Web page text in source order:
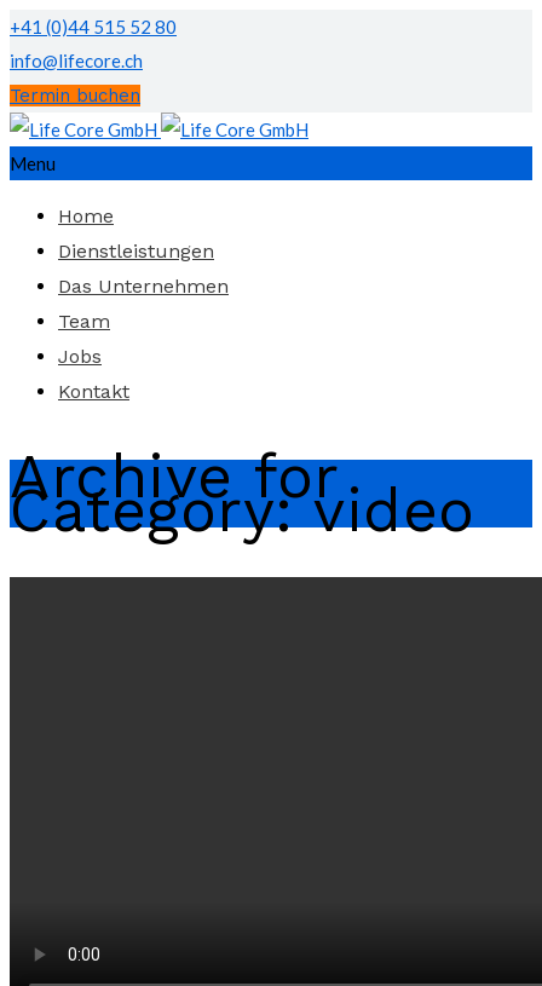
+41 (0)44 515 52 80
info@lifecore.ch
Termin buchen
Menu
Home
Dienstleistungen
Das Unternehmen
Team
Jobs
Kontakt
Archive for
Category: video